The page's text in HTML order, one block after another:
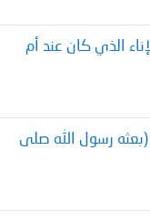
الذي كان عند أم
رسول الله صلى